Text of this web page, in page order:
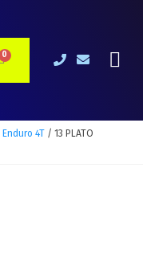
0CARRITO
Enduro 4T / 13 PLATO